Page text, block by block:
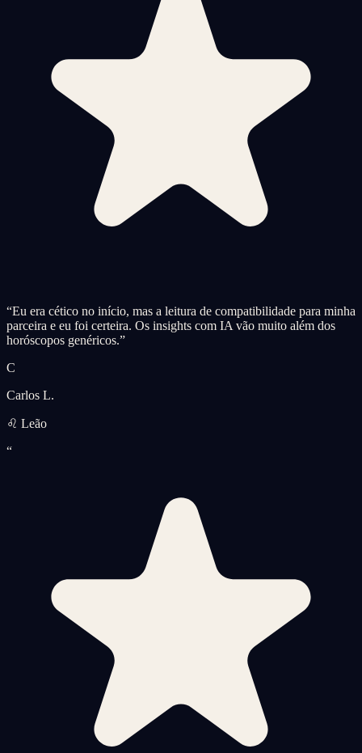
“Eu era cético no início, mas a leitura de compatibilidade para minha
parceira e eu foi certeira. Os insights com IA vão muito além dos
horóscopos genéricos.”
C
Carlos L.
♌ Leão
“